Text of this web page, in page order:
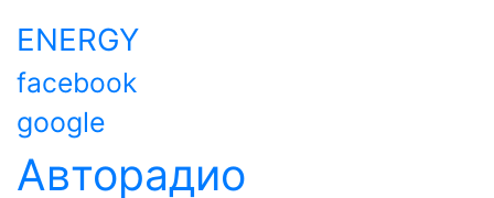
ENERGY
facebook
google
Авторадио